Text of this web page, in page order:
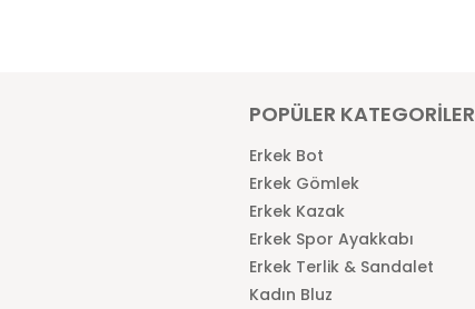
POPÜLER KATEGORİLER
Erkek Bot
Erkek Gömlek
Erkek Kazak
Erkek Spor Ayakkabı
Erkek Terlik & Sandalet
Kadın Bluz